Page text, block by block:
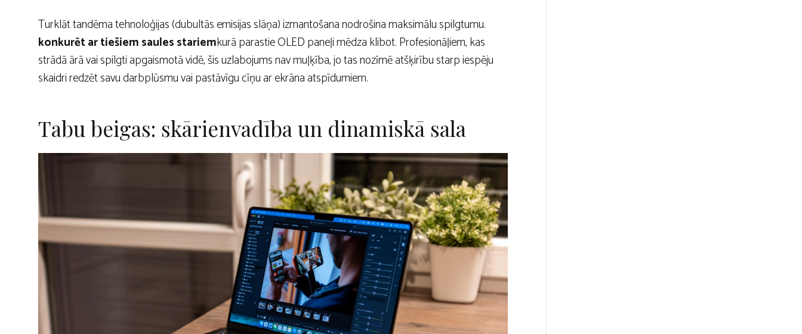
Turklāt tandēma tehnoloģijas (dubultās emisijas slāņa) izmantošana nodrošina maksimālu spilgtumu.
konkurēt ar tiešiem saules stariemkurā parastie OLED paneļi mēdza klibot. Profesionāļiem, kas
strādā ārā vai spilgti apgaismotā vidē, šis uzlabojums nav muļķība, jo tas nozīmē atšķirību starp iespēju
skaidri redzēt savu darbplūsmu vai pastāvīgu cīņu ar ekrāna atspīdumiem.
Tabu beigas: skārienvadība un dinamiskā sala